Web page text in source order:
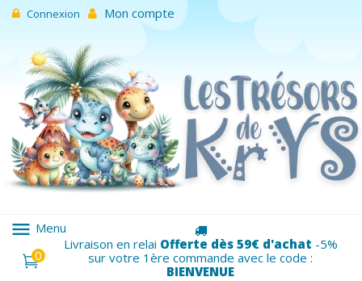
Connexion Mon compte
menu Menu
0
Livraison en relai Offerte dès 59€ d'achat -5%
sur votre 1ère commande avec le code :
BIENVENUE